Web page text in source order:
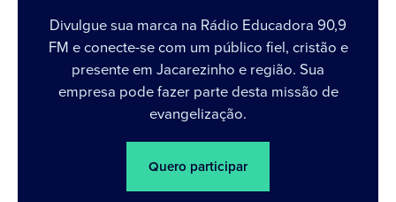
Divulgue sua marca na Rádio Educadora 90,9
FM e conecte-se com um público fiel, cristão e
presente em Jacarezinho e região. Sua
empresa pode fazer parte desta missão de
evangelização.
Quero participar